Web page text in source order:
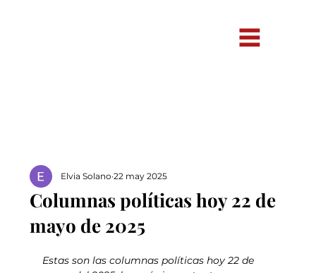
Columnas políticas hoy 22 de
mayo de 2025
Elvia Solano 22 may 2025
Estas son las columnas políticas hoy 22 de